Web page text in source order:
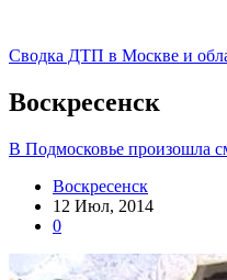
Сводка ДТП в Москве и
Воскресенск
В Подмосковье произошла
Воскресенск
12 Июл, 2014
0